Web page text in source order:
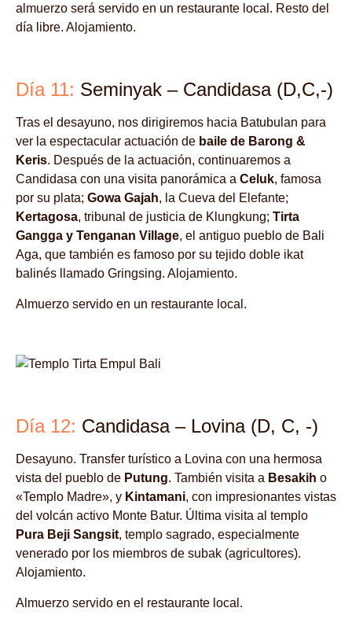
almuerzo será servido en un restaurante local. Resto del
día libre. Alojamiento.
Día 11: Seminyak – Candidasa (D,C,-)
Tras el desayuno, nos dirigiremos hacia Batubulan para
ver la espectacular actuación de baile de Barong &
Keris. Después de la actuación, continuaremos a
Candidasa con una visita panorámica a Celuk, famosa
por su plata; Gowa Gajah, la Cueva del Elefante;
Kertagosa, tribunal de justicia de Klungkung; Tirta
Gangga y Tenganan Village, el antiguo pueblo de Bali
Aga, que también es famoso por su tejido doble ikat
balinés llamado Gringsing. Alojamiento.
Almuerzo servido en un restaurante local.
Día 12: Candidasa – Lovina (D, C, -)
Desayuno. Transfer turístico a Lovina con una hermosa
vista del pueblo de Putung. También visita a Besakih o
«Templo Madre», y Kintamani, con impresionantes vistas
del volcán activo Monte Batur. Última visita al templo
Pura Beji Sangsit, templo sagrado, especialmente
venerado por los miembros de subak (agricultores).
Alojamiento.
Almuerzo servido en el restaurante local.